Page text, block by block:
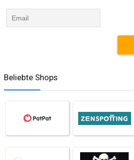
Beliebte Shops